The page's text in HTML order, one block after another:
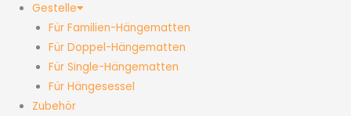
Gestelle
Für Familien-Hängematten
Für Doppel-Hängematten
Für Single-Hängematten
Für Hängesessel
Zubehör